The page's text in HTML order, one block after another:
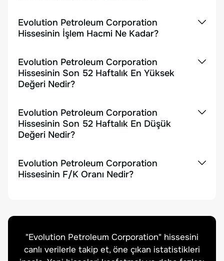
Evolution Petroleum Corporation
Hissesinin İşlem Hacmi Ne Kadar?
Evolution Petroleum Corporation
Hissesinin Son 52 Haftalık En Yüksek
Değeri Nedir?
Evolution Petroleum Corporation
Hissesinin Son 52 Haftalık En Düşük
Değeri Nedir?
Evolution Petroleum Corporation
Hissesinin F/K Oranı Nedir?
"Evolution Petroleum Corporation" hissesini
canlı verilerle takip et, öne çıkan istatistikleri